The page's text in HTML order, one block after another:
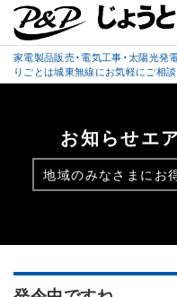
家電製品販売・電気工事・太陽光発
りごとは城東無線にお気軽にご相談
お知らせエ
地域のみなさまにお